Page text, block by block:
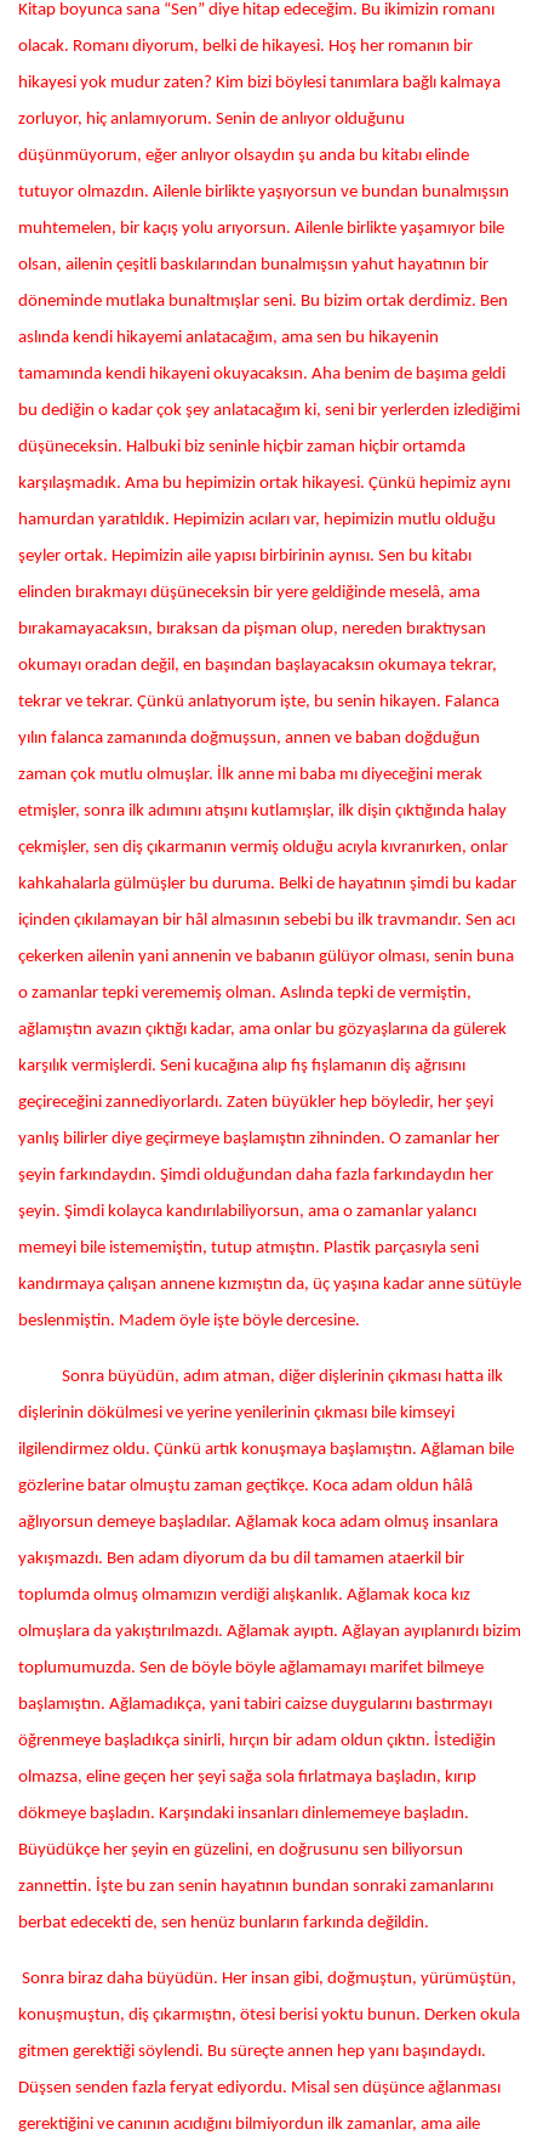
Kitap boyunca sana “Sen” diye hitap edeceğim. Bu ikimizin romanı
olacak. Romanı diyorum, belki de hikayesi. Hoş her romanın bir
hikayesi yok mudur zaten? Kim bizi böylesi tanımlara bağlı kalmaya
zorluyor, hiç anlamıyorum. Senin de anlıyor olduğunu
düşünmüyorum, eğer anlıyor olsaydın şu anda bu kitabı elinde
tutuyor olmazdın. Ailenle birlikte yaşıyorsun ve bundan bunalmışsın
muhtemelen, bir kaçış yolu arıyorsun. Ailenle birlikte yaşamıyor bile
olsan, ailenin çeşitli baskılarından bunalmışsın yahut hayatının bir
döneminde mutlaka bunaltmışlar seni. Bu bizim ortak derdimiz. Ben
aslında kendi hikayemi anlatacağım, ama sen bu hikayenin
tamamında kendi hikayeni okuyacaksın. Aha benim de başıma geldi
bu dediğin o kadar çok şey anlatacağım ki, seni bir yerlerden izlediğimi
düşüneceksin. Halbuki biz seninle hiçbir zaman hiçbir ortamda
karşılaşmadık. Ama bu hepimizin ortak hikayesi. Çünkü hepimiz aynı
hamurdan yaratıldık. Hepimizin acıları var, hepimizin mutlu olduğu
şeyler ortak. Hepimizin aile yapısı birbirinin aynısı. Sen bu kitabı
elinden bırakmayı düşüneceksin bir yere geldiğinde meselâ, ama
bırakamayacaksın, bıraksan da pişman olup, nereden bıraktıysan
okumayı oradan değil, en başından başlayacaksın okumaya tekrar,
tekrar ve tekrar. Çünkü anlatıyorum işte, bu senin hikayen. Falanca
yılın falanca zamanında doğmuşsun, annen ve baban doğduğun
zaman çok mutlu olmuşlar. İlk anne mi baba mı diyeceğini merak
etmişler, sonra ilk adımını atışını kutlamışlar, ilk dişin çıktığında halay
çekmişler, sen diş çıkarmanın vermiş olduğu acıyla kıvranırken, onlar
kahkahalarla gülmüşler bu duruma. Belki de hayatının şimdi bu kadar
içinden çıkılamayan bir hâl almasının sebebi bu ilk travmandır. Sen acı
çekerken ailenin yani annenin ve babanın gülüyor olması, senin buna
o zamanlar tepki verememiş olman. Aslında tepki de vermiştin,
ağlamıştın avazın çıktığı kadar, ama onlar bu gözyaşlarına da gülerek
karşılık vermişlerdi. Seni kucağına alıp fış fışlamanın diş ağrısını
geçireceğini zannediyorlardı. Zaten büyükler hep böyledir, her şeyi
yanlış bilirler diye geçirmeye başlamıştın zihninden. O zamanlar her
şeyin farkındaydın. Şimdi olduğundan daha fazla farkındaydın her
şeyin. Şimdi kolayca kandırılabiliyorsun, ama o zamanlar yalancı
memeyi bile istememiştin, tutup atmıştın. Plastik parçasıyla seni
kandırmaya çalışan annene kızmıştın da, üç yaşına kadar anne sütüyle
beslenmiştin. Madem öyle işte böyle dercesine.
Sonra büyüdün, adım atman, diğer dişlerinin çıkması hatta ilk
dişlerinin dökülmesi ve yerine yenilerinin çıkması bile kimseyi
ilgilendirmez oldu. Çünkü artık konuşmaya başlamıştın. Ağlaman bile
gözlerine batar olmuştu zaman geçtikçe. Koca adam oldun hâlâ
ağlıyorsun demeye başladılar. Ağlamak koca adam olmuş insanlara
yakışmazdı. Ben adam diyorum da bu dil tamamen ataerkil bir
toplumda olmuş olmamızın verdiği alışkanlık. Ağlamak koca kız
olmuşlara da yakıştırılmazdı. Ağlamak ayıptı. Ağlayan ayıplanırdı bizim
toplumumuzda. Sen de böyle böyle ağlamamayı marifet bilmeye
başlamıştın. Ağlamadıkça, yani tabiri caizse duygularını bastırmayı
öğrenmeye başladıkça sinirli, hırçın bir adam oldun çıktın. İstediğin
olmazsa, eline geçen her şeyi sağa sola fırlatmaya başladın, kırıp
dökmeye başladın. Karşındaki insanları dinlememeye başladın.
Büyüdükçe her şeyin en güzelini, en doğrusunu sen biliyorsun
zannettin. İşte bu zan senin hayatının bundan sonraki zamanlarını
berbat edecekti de, sen henüz bunların farkında değildin.
Sonra biraz daha büyüdün. Her insan gibi, doğmuştun, yürümüştün,
konuşmuştun, diş çıkarmıştın, ötesi berisi yoktu bunun. Derken okula
gitmen gerektiği söylendi. Bu süreçte annen hep yanı başındaydı.
Düşsen senden fazla feryat ediyordu. Misal sen düşünce ağlanması
gerektiğini ve canının acıdığını bilmiyordun ilk zamanlar, ama aile